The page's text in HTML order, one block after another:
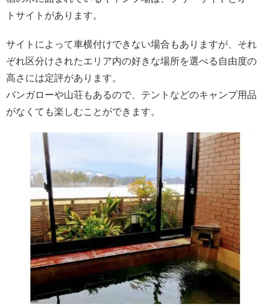
トサイトがあります。
サイトによって車横付けできない場合もありますが、それ
ぞれ区分けされたエリア内の好きな場所を選べる自由度の
高さには定評があります。
バンガローや山荘もあるので、テントなどのキャンプ用品
がなくても楽しむことができます。